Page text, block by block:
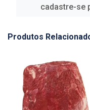
cadastre-se
Produtos